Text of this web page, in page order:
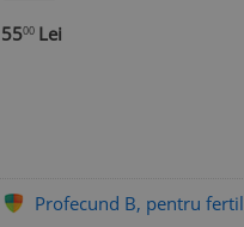
5500 Lei
Profecund B, pentru